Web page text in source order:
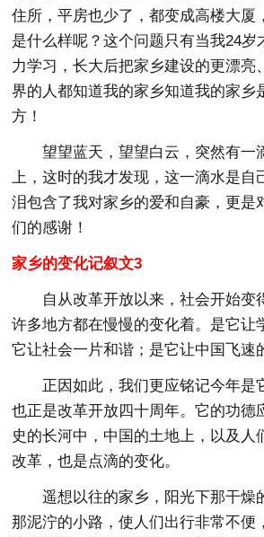
住所，平房也少了，都变成高楼大厦
是什么样呢？这个问题只有当我24岁
力学习，长大后把家乡建设的更漂亮
界的人都知道我的家乡知道我的家乡
方！
望望蓝天，望望白云，突然有一
上，这时的我才发现，这一滴水是自
泪包含了我对家乡的爱和自豪，更是
们的感谢！
家乡的变化记叙文3
自从改革开放以来，社会开始变
许多地方都在慢慢的变化着。是它让
它让社会一片和谐；是它让中国飞速
正因如此，我们更应铭记今年是
也正是改革开放四十周年。它的功德
史的长河中，中国的土地上，以及人
改革，也是点滴的变化。
遥想以往的家乡，阳光下那干燥
那泥泞的小路，使人们出行非常不便